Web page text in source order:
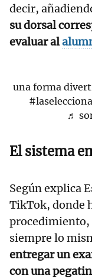
decir,
su dorsal
evaluar al
una forma
♬
El sistema
Según explica
TikTok, donde
procedimiento,
siempre lo
entregar un
con una